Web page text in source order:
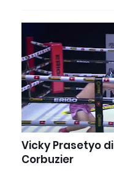
Vicky Prasetyo
Corbuzier